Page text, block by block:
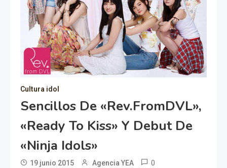
Cultura idol
Sencillos De «Rev.fromDVL»,
«Ready To Kiss» Y Debut De
«Ninja Idols»
19 junio 2015 Agencia YEA 0